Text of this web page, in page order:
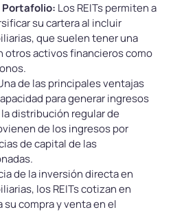
Portafolio: Los REITs permiten a
su cartera al incluir
que suelen tener una
otros activos financieros como
de las principales ventajas
para generar ingresos
distribución regular de
de los ingresos por
de capital de las
de la inversión directa en
los REITs cotizan en
compra y venta en el